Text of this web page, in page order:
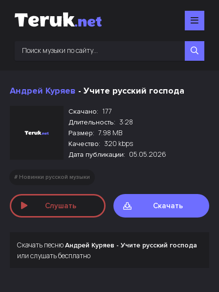
Андрей Куряев - Учите русский господа
Скачано: 177
Длительность: 3:28
Размер: 7.98 MB
Качество: 320 kbps
Дата публикации: 05.05.2026
Новинки русской музыки
Слушать Скачать
Скачать песнюАндрей Куряев - Учите русский господа
или слушать бесплатно